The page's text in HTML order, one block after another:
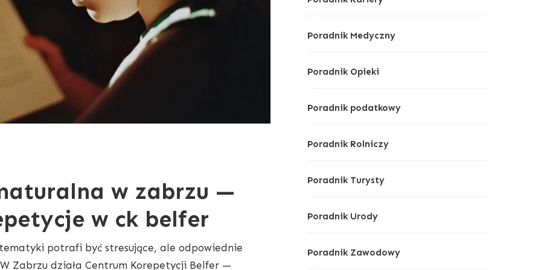
w zabrzu —
w ck belfer
potrafi być stresujące, ale odpowiednie
Zabrzu działa Centrum Korepetycji Belfer —
Poradnik Medyczny
Poradnik Opieki
Poradnik podatkowy
Poradnik Rolniczy
Poradnik Turysty
Poradnik Urody
Poradnik Zawodowy